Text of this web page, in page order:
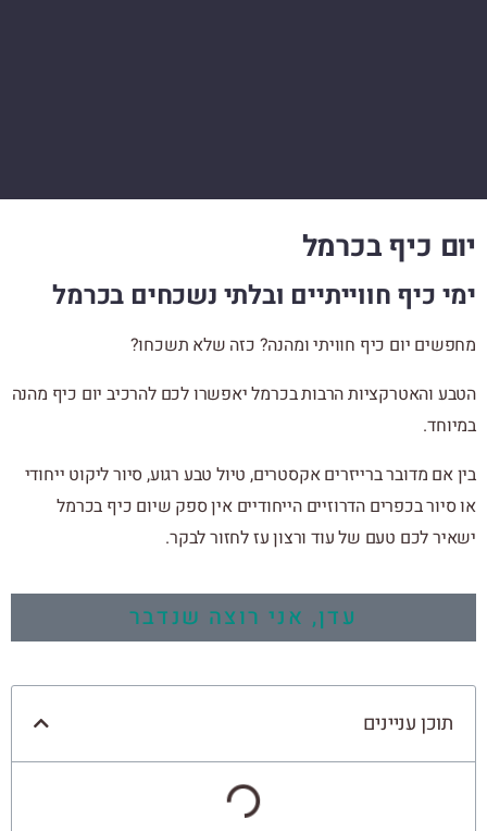
יום כיף בכרמל
ימי כיף חווייתיים ובלתי נשכחים בכרמל
מחפשים יום כיף חוויתי ומהנה? כזה שלא תשכחו?
הטבע והאטרקציות הרבות בכרמל יאפשרו לכם להרכיב יום כיף מהנה
במיוחד.
בין אם מדובר ברייזרים אקסטרים, טיול טבע רגוע, סיור ליקוט ייחודי
או סיור בכפרים הדרוזיים הייחודיים אין ספק שיום כיף בכרמל
ישאיר לכם טעם של עוד ורצון עז לחזור לבקר.
עדן, אני רוצה שנדבר
תוכן עניינים